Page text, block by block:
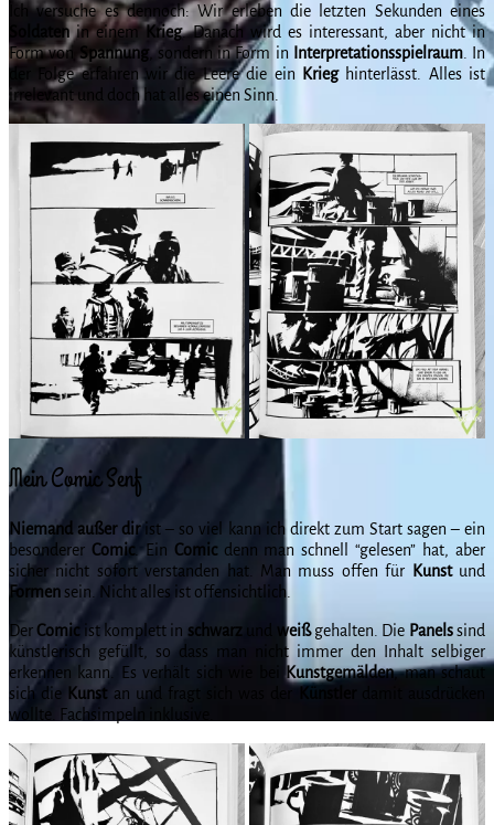
Ich versuche es dennoch: Wir erleben die letzten Sekunden eines
Soldatenin einemKrieg. Danach wird es interessant, aber nicht in
Form von Spannung, sondern in Form in Interpretationsspielraum. In
der Folge erfahren wir die Leere die ein
Krieghinterlässt. Alles ist
irrelevant und doch hat alles einen Sinn.
Mein Comic Senf
Niemand außer dirist – so viel kann ich direkt zum Start sagen – ein
besonderer Comic. Ein Comicdenn man schnell “gelesen” hat, aber
sicher nicht sofort verstanden hat. Man muss offen für
Kunstund
Formen sein. Nicht alles ist offensichtlich.
Der Comic ist komplett in schwarz und weißgehalten. Die Panelssind
künstlerisch gefüllt, so dass man nicht immer den Inhalt selbiger
erkennen kann. Es verhält sich wie bei
Kunstgemälden, man schaut
sich die Kunst an und fragt sich was der Künstler
wollte. Fachsimpeln inklusive.